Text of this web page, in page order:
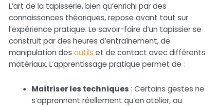
L’art de la tapisserie, bien qu’enrichi par des
connaissances théoriques, repose avant tout sur
l’expérience pratique. Le savoir-faire d’un tapissier se
construit par des heures d’entraînement, de
manipulation desoutils et de contact avec différents
matériaux. L’apprentissage pratique permet de :
Maitriser les techniques : Certains gestes ne
s’apprennent réellement qu’en atelier, au